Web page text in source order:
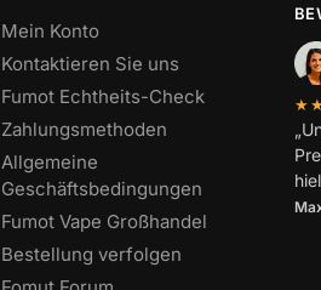
Mein Konto
Kontaktieren Sie uns
Fumot Echtheits-Check
Zahlungsmethoden
Allgemeine
Geschäftsbedingungen
Fumot Vape Großhandel
Bestellung verfolgen